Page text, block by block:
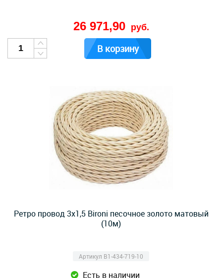
26 971,90 руб.
В корзину
Ретро провод 3х1,5 Bironi песочное золото матовый
(10м)
Артикул B1-434-719-10
Есть в наличии